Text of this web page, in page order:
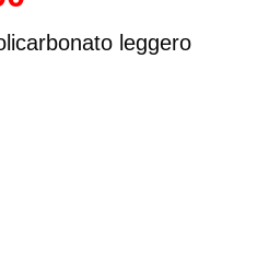
attuale leggero